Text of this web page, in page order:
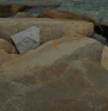
Home Luoghi